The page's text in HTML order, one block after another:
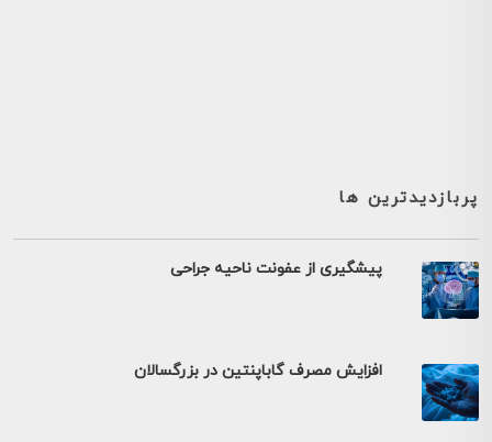
پربازدیدترین ها
پیشگیری از عفونت ناحیه جراحی
افزایش مصرف گاباپنتین در بزرگسالان